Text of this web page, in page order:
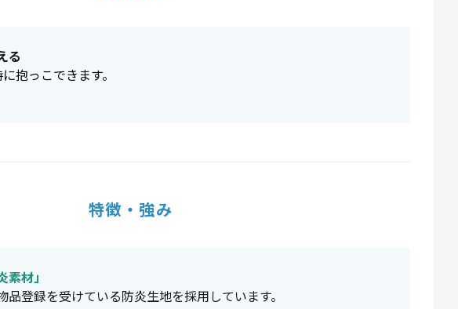
る
抱っこできます。
特徴・強み
材」
品登録を受けている防炎生地を採用しています。